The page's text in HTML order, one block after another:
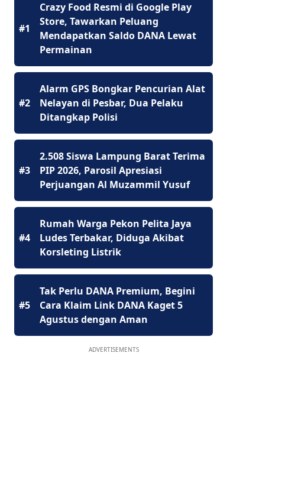
#1
Crazy Food Resmi di Google Play
Store, Tawarkan Peluang
Mendapatkan Saldo DANA Lewat
Permainan
#2
Alarm GPS Bongkar Pencurian Alat
Nelayan di Pesbar, Dua Pelaku
Ditangkap Polisi
#3
2.508 Siswa Lampung Barat Terima
PIP 2026, Parosil Apresiasi
Perjuangan Al Muzammil Yusuf
#4
Rumah Warga Pekon Pelita Jaya
Ludes Terbakar, Diduga Akibat
Korsleting Listrik
#5
Tak Perlu DANA Premium, Begini
Cara Klaim Link DANA Kaget 5
Agustus dengan Aman
ADVERTISEMENTS